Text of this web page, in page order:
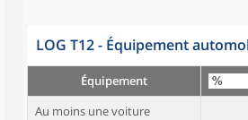
LOG T12 - Équipement
Équipement
Au moins une voiture